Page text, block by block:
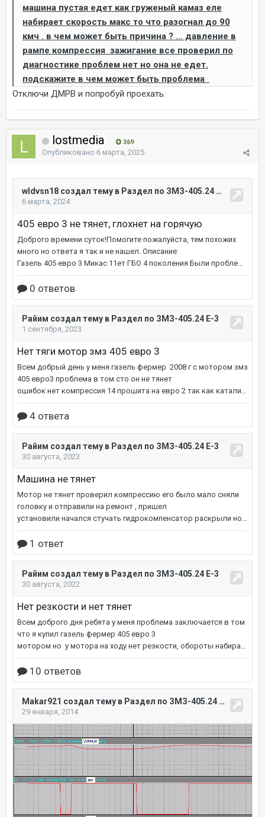
машина пустая едет как груженый камаз еле
набирает скорость макс то что разогнал до 90
кмч . в чем может быть причина ? ... давление в
рампе компрессия зажигание все проверил по
диагностике проблем нет но она не едет.
подскажите в чем может быть проблема
Отключи ДМРВ и попробуй проехать.
lostmedia 369
Опубликовано 6 марта, 2025